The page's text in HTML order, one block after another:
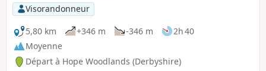
Visorandonneur
5,80 km
+346 m -346 m
2h 40
Moyenne
Départ à Hope Woodlands (Derbyshire)